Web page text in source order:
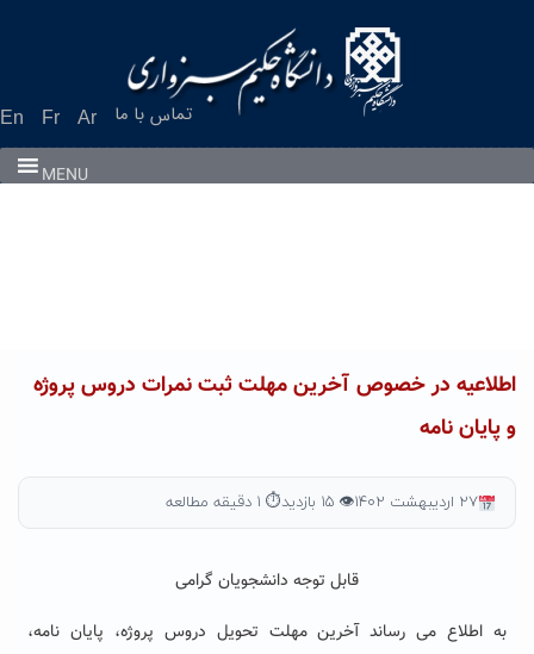
En Fr Ar تماس با ما
MENU
اطلاعیه در خصوص آخرین مهلت ثبت نمرات دروس پروژه
و پایان نامه
۲۷ اردیبهشت ۱۴۰۲ 👁 ۱۵ بازدید ⏱ ۱ دقیقه مطالعه
قابل توجه دانشجویان گرامی
به اطلاع می رساند آخرین مهلت تحویل دروس پروژه، پایان نامه،